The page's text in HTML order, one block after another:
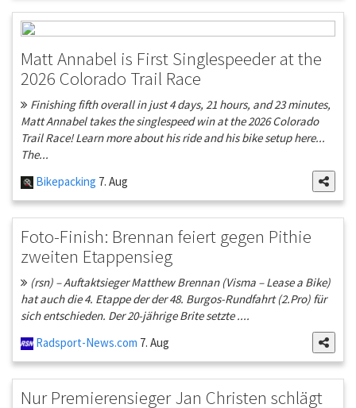
Matt Annabel is First Singlespeeder at the
2026 Colorado Trail Race
Finishing fifth overall in just 4 days, 21 hours, and 23 minutes,
Matt Annabel takes the singlespeed win at the 2026 Colorado
Trail Race! Learn more about his ride and his bike setup here...
The...
Bikepacking 7. Aug
Foto-Finish: Brennan feiert gegen Pithie
zweiten Etappensieg
(rsn) – Auftaktsieger Matthew Brennan (Visma – Lease a Bike)
hat auch die 4. Etappe der der 48. Burgos-Rundfahrt (2.Pro) für
sich entschieden. Der 20-jährige Brite setzte ....
Radsport-News.com 7. Aug
Nur Premierensieger Jan Christen schlägt